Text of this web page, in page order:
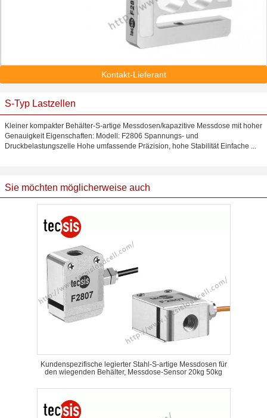
Kontakt-Lieferant
S-Typ Lastzellen
Kleiner kompakter Behälter-S-artige Messdosen/kapazitive Messdose mit hoher
Genauigkeit Eigenschaften: Modell: F2806 Spannungs- und
Druckbelastungszelle Hohe umfassende Präzision, hohe Stabilität Einfache ...
Sie möchten möglicherweise auch
Kundenspezifische legierter Stahl-S-artige Messdosen für
den wiegenden Behälter, Messdose-Sensor 20kg 50kg